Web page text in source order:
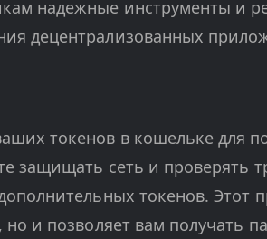
надежные инструменты и
децентрализованных
токенов в кошельке для
защищать сеть и проверять
токенов. Этот
но и позволяет вам получать